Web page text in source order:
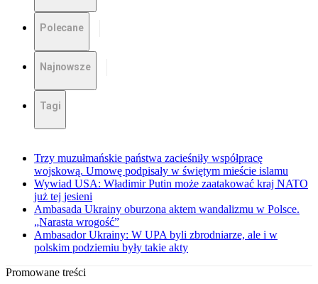
Polecane
Najnowsze
Tagi
Trzy muzułmańskie państwa zacieśniły współpracę
wojskową. Umowę podpisały w świętym mieście islamu
Wywiad USA: Władimir Putin może zaatakować kraj NATO
już tej jesieni
Ambasada Ukrainy oburzona aktem wandalizmu w Polsce.
„Narasta wrogość”
Ambasador Ukrainy: W UPA byli zbrodniarze, ale i w
polskim podziemiu były takie akty
Promowane treści